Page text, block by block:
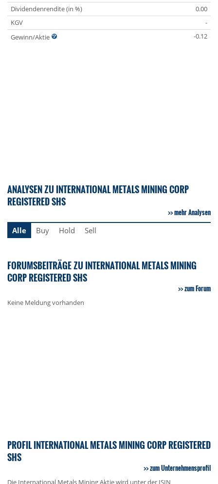
Dividendenrendite (in %)
0.00
KGV
-
Gewinn/Aktie
-0.12
ANALYSEN ZU INTERNATIONAL METALS MINING CORP
REGISTERED SHS
mehr Analysen
Alle
Buy Hold Sell
FORUMSBEITRÄGE ZU INTERNATIONAL METALS MINING
CORP REGISTERED SHS
zum Forum
Keine Meldung vorhanden
PROFIL INTERNATIONAL METALS MINING CORP REGISTERED
SHS
zum Unternehmensprofil
Die International Metals Mining Aktie wird unter der ISIN